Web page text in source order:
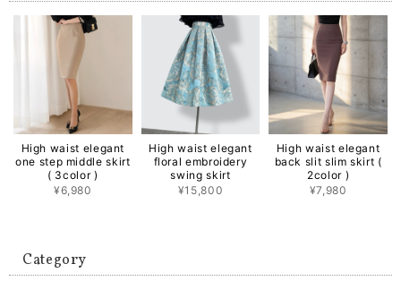
High waist elegant
one step middle skirt
( 3color )
¥6,980
High waist elegant
floral embroidery
swing skirt
¥15,800
High waist elegant
back slit slim skirt (
2color )
¥7,980
Category